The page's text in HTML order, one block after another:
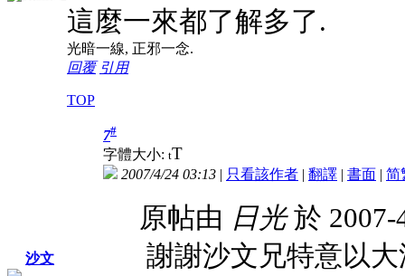
這麼一來都了解多了.
光暗一線, 正邪一念.
回覆 引用
TOP
沙文
7#
字體大小: tT
2007/4/24 03:13 | 只看該作者 | 翻譯 | 書面 | 简
原帖由 日光於 2007-
謝謝沙文兄特意以